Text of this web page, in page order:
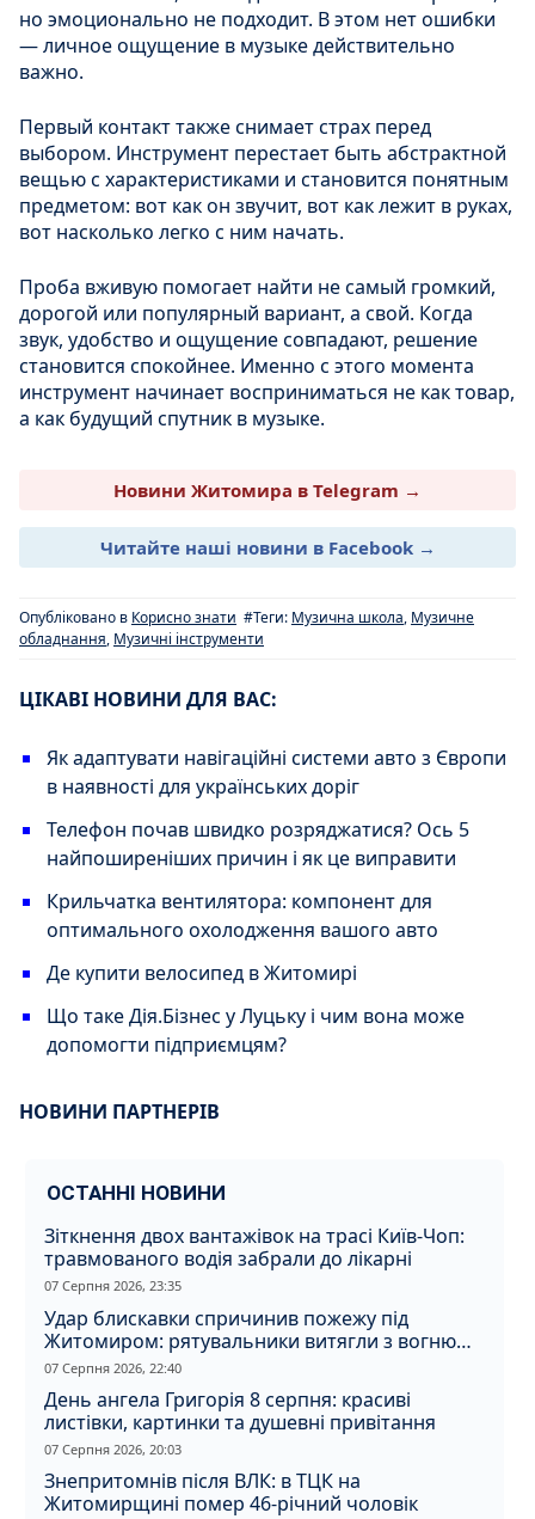
но эмоционально не подходит. В этом нет ошибки
— личное ощущение в музыке действительно
важно.
Первый контакт также снимает страх перед
выбором. Инструмент перестает быть абстрактной
вещью с характеристиками и становится понятным
предметом: вот как он звучит, вот как лежит в руках,
вот насколько легко с ним начать.
Проба вживую помогает найти не самый громкий,
дорогой или популярный вариант, а свой. Когда
звук, удобство и ощущение совпадают, решение
становится спокойнее. Именно с этого момента
инструмент начинает восприниматься не как товар,
а как будущий спутник в музыке.
Новини Житомира в Telegram →
Читайте наші новини в Facebook →
Опубліковано в Корисно знати #Теги: Музична школа, Музичне
обладнання, Музичні інструменти
ЦІКАВІ НОВИНИ ДЛЯ ВАС:
Як адаптувати навігаційні системи авто з Європи
в наявності для українських доріг
Телефон почав швидко розряджатися? Ось 5
найпоширеніших причин і як це виправити
Крильчатка вентилятора: компонент для
оптимального охолодження вашого авто
Де купити велосипед в Житомирі
Що таке Дія.Бізнес у Луцьку і чим вона може
допомогти підприємцям?
НОВИНИ ПАРТНЕРІВ
ОСТАННІ НОВИНИ
Зіткнення двох вантажівок на трасі Київ-Чоп:
травмованого водія забрали до лікарні
07 Серпня 2026, 23:35
Удар блискавки спричинив пожежу під
Житомиром: рятувальники витягли з вогню
кота
07 Серпня 2026, 22:40
День ангела Григорія 8 серпня: красиві
листівки, картинки та душевні привітання
07 Серпня 2026, 20:03
Знепритомнів після ВЛК: в ТЦК на
Житомирщині помер 46-річний чоловік